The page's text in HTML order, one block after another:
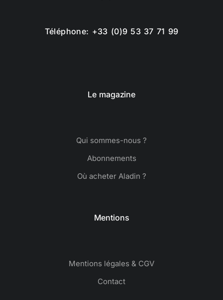
Téléphone: +33 (0)9 53 37 71 99
Le magazine
Qui sommes-nous ?
Abonnements
Où acheter Aladin ?
Mentions
Mentions légales & CGV
Contact